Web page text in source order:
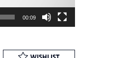
00:09